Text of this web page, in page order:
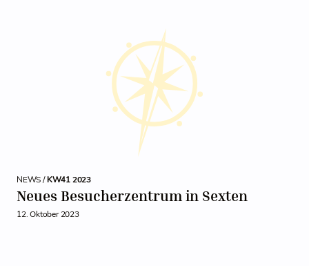
NEWS /KW41 2023
Neues Besucherzentrum in Sexten
12. Oktober 2023